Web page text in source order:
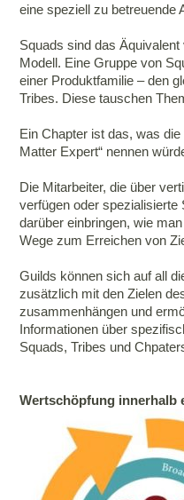
eine speziell zu betreuende
Squads sind das
Modell. Eine Gruppe von
einer Produktfamilie – den
Tribes. Diese tauschen
Ein Chapter ist das, was
Matter Expert“ nennen
Die Mitarbeiter, die über
verfügen oder
darüber einbringen, wie
Wege zum Erreichen von
Guilds können sich auf all
zusätzlich mit den Zielen
zusammenhängen und
Informationen über
Squads, Tribes und
Wertschöpfung innerhalb